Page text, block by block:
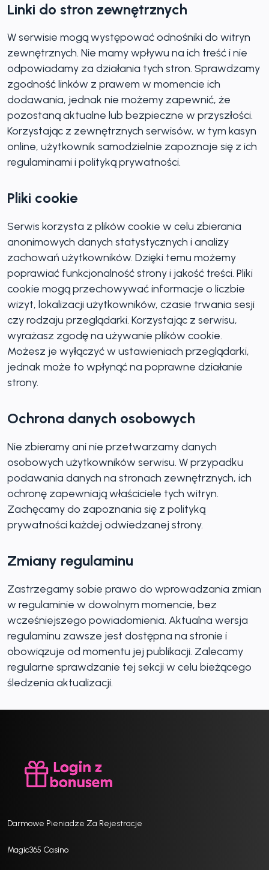
Linki do stron zewnętrznych
W serwisie mogą występować odnośniki do witryn
zewnętrznych. Nie mamy wpływu na ich treść i nie
odpowiadamy za działania tych stron. Sprawdzamy
zgodność linków z prawem w momencie ich
dodawania, jednak nie możemy zapewnić, że
pozostaną aktualne lub bezpieczne w przyszłości.
Korzystając z zewnętrznych serwisów, w tym kasyn
online, użytkownik samodzielnie zapoznaje się z ich
regulaminami i polityką prywatności.
Pliki cookie
Serwis korzysta z plików cookie w celu zbierania
anonimowych danych statystycznych i analizy
zachowań użytkowników. Dzięki temu możemy
poprawiać funkcjonalność strony i jakość treści. Pliki
cookie mogą przechowywać informacje o liczbie
wizyt, lokalizacji użytkowników, czasie trwania sesji
czy rodzaju przeglądarki. Korzystając z serwisu,
wyrażasz zgodę na używanie plików cookie.
Możesz je wyłączyć w ustawieniach przeglądarki,
jednak może to wpłynąć na poprawne działanie
strony.
Ochrona danych osobowych
Nie zbieramy ani nie przetwarzamy danych
osobowych użytkowników serwisu. W przypadku
podawania danych na stronach zewnętrznych, ich
ochronę zapewniają właściciele tych witryn.
Zachęcamy do zapoznania się z polityką
prywatności każdej odwiedzanej strony.
Zmiany regulaminu
Zastrzegamy sobie prawo do wprowadzania zmian
w regulaminie w dowolnym momencie, bez
wcześniejszego powiadomienia. Aktualna wersja
regulaminu zawsze jest dostępna na stronie i
obowiązuje od momentu jej publikacji. Zalecamy
regularne sprawdzanie tej sekcji w celu bieżącego
śledzenia aktualizacji.
Darmowe Pieniadze Za Rejestracje
Magic365 Casino